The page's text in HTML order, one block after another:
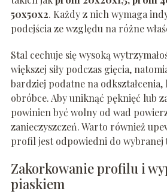
50x50x2. Każdy z nich wymaga
podejścia ze względu na różne
Stal cechuje się wysoką
większej siły podczas gięcia,
bardziej podatne na odkształcenia,
obróbce. Aby uniknąć pęknięć lub
powinien być wolny od wad
zanieczyszczeń. Warto również
profil jest odpowiedni do wybranej
Zakorkowanie profilu i
piaskiem